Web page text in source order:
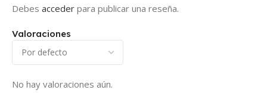
Valoraciones
No hay valoraciones aún.
Debes acceder para publicar una reseña.